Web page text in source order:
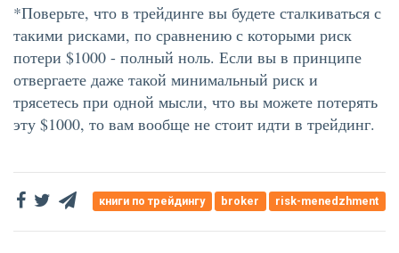
*Поверьте, что в трейдинге вы будете сталкиваться с
такими рисками, по сравнению с которыми риск
потери $1000 - полный ноль. Если вы в принципе
отвергаете даже такой минимальный риск и
трясетесь при одной мысли, что вы можете потерять
эту $1000, то вам вообще не стоит идти в трейдинг.
книги по трейдингу broker risk-menedzhment